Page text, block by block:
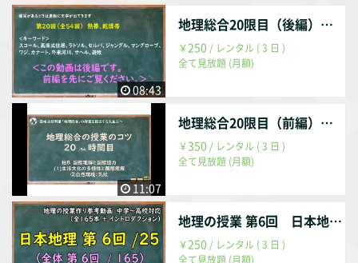
08:43
地理総合20限目（後編） 熱帯、乾燥帯
￥250 / レンタル ( 3 日 )
全て見放題 (月額)
11:07
地理総合20限目（前編） 熱帯、乾燥帯
￥350 / レンタル ( 3 日 )
全て見放題 (月額)
地理の授業 第6回 日本地理 第6回 / 25回 （全体 第006回 / 165回）
￥250 / レンタル ( 3 日 )